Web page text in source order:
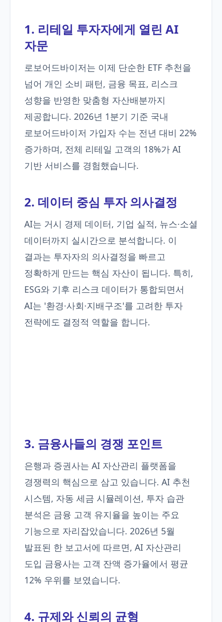
1. 리테일 투자자에게 열린 AI
자문
로보어드바이저는 이제 단순한 ETF 추천을
넘어 개인 소비 패턴, 금융 목표, 리스크
성향을 반영한 맞춤형 자산배분까지
제공합니다. 2026년 1분기 기준 국내
로보어드바이저 가입자 수는 전년 대비 22%
증가하며, 전체 리테일 고객의 18%가 AI
기반 서비스를 경험했습니다.
2. 데이터 중심 투자 의사결정
AI는 거시 경제 데이터, 기업 실적, 뉴스·소셜
데이터까지 실시간으로 분석합니다. 이
결과는 투자자의 의사결정을 빠르고
정확하게 만드는 핵심 자산이 됩니다. 특히,
ESG와 기후 리스크 데이터가 통합되면서
AI는 '환경·사회·지배구조'를 고려한 투자
전략에도 결정적 역할을 합니다.
3. 금융사들의 경쟁 포인트
은행과 증권사는 AI 자산관리 플랫폼을
경쟁력의 핵심으로 삼고 있습니다. AI 추천
시스템, 자동 세금 시뮬레이션, 투자 습관
분석은 금융 고객 유지율을 높이는 주요
기능으로 자리잡았습니다. 2026년 5월
발표된 한 보고서에 따르면, AI 자산관리
도입 금융사는 고객 잔액 증가율에서 평균
12% 우위를 보였습니다.
4. 규제와 신뢰의 균형